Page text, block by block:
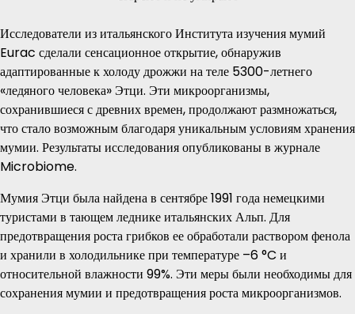
Исследователи из итальянского Института изучения мумий
Eurac сделали сенсационное открытие, обнаружив
адаптированные к холоду дрожжи на теле 5300-летнего
«ледяного человека» Этци. Эти микроорганизмы,
сохранившиеся с древних времен, продолжают размножаться,
что стало возможным благодаря уникальным условиям хранения
мумии. Результаты исследования опубликованы в журнале
Microbiome.
Мумия Этци была найдена в сентябре 1991 года немецкими
туристами в тающем леднике итальянских Альп. Для
предотвращения роста грибков ее обработали раствором фенола
и хранили в холодильнике при температуре –6 °C и
относительной влажности 99%. Эти меры были необходимы для
сохранения мумии и предотвращения роста микроорганизмов.